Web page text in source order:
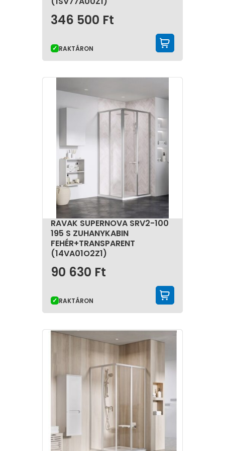
346 500 Ft
RAKTÁRON
RAVAK SUPERNOVA SRV2-100
195 S ZUHANYKABIN
FEHÉR+TRANSPARENT
(14VA01O2Z1)
90 630 Ft
RAKTÁRON